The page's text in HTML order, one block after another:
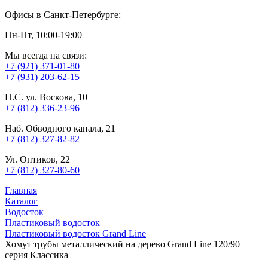
Офисы в Санкт-Петербурге:
Пн-Пт, 10:00-19:00
Мы всегда на связи:
+7 (921) 371-01-80
+7 (931) 203-62-15
П.С. ул. Воскова, 10
+7 (812) 336-23-96
Наб. Обводного канала, 21
+7 (812) 327-82-82
Ул. Оптиков, 22
+7 (812) 327-80-60
Главная
Каталог
Водосток
Пластиковый водосток
Пластиковый водосток Grand Line
Хомут трубы металлический на дерево Grand Line 120/90
серия Классика